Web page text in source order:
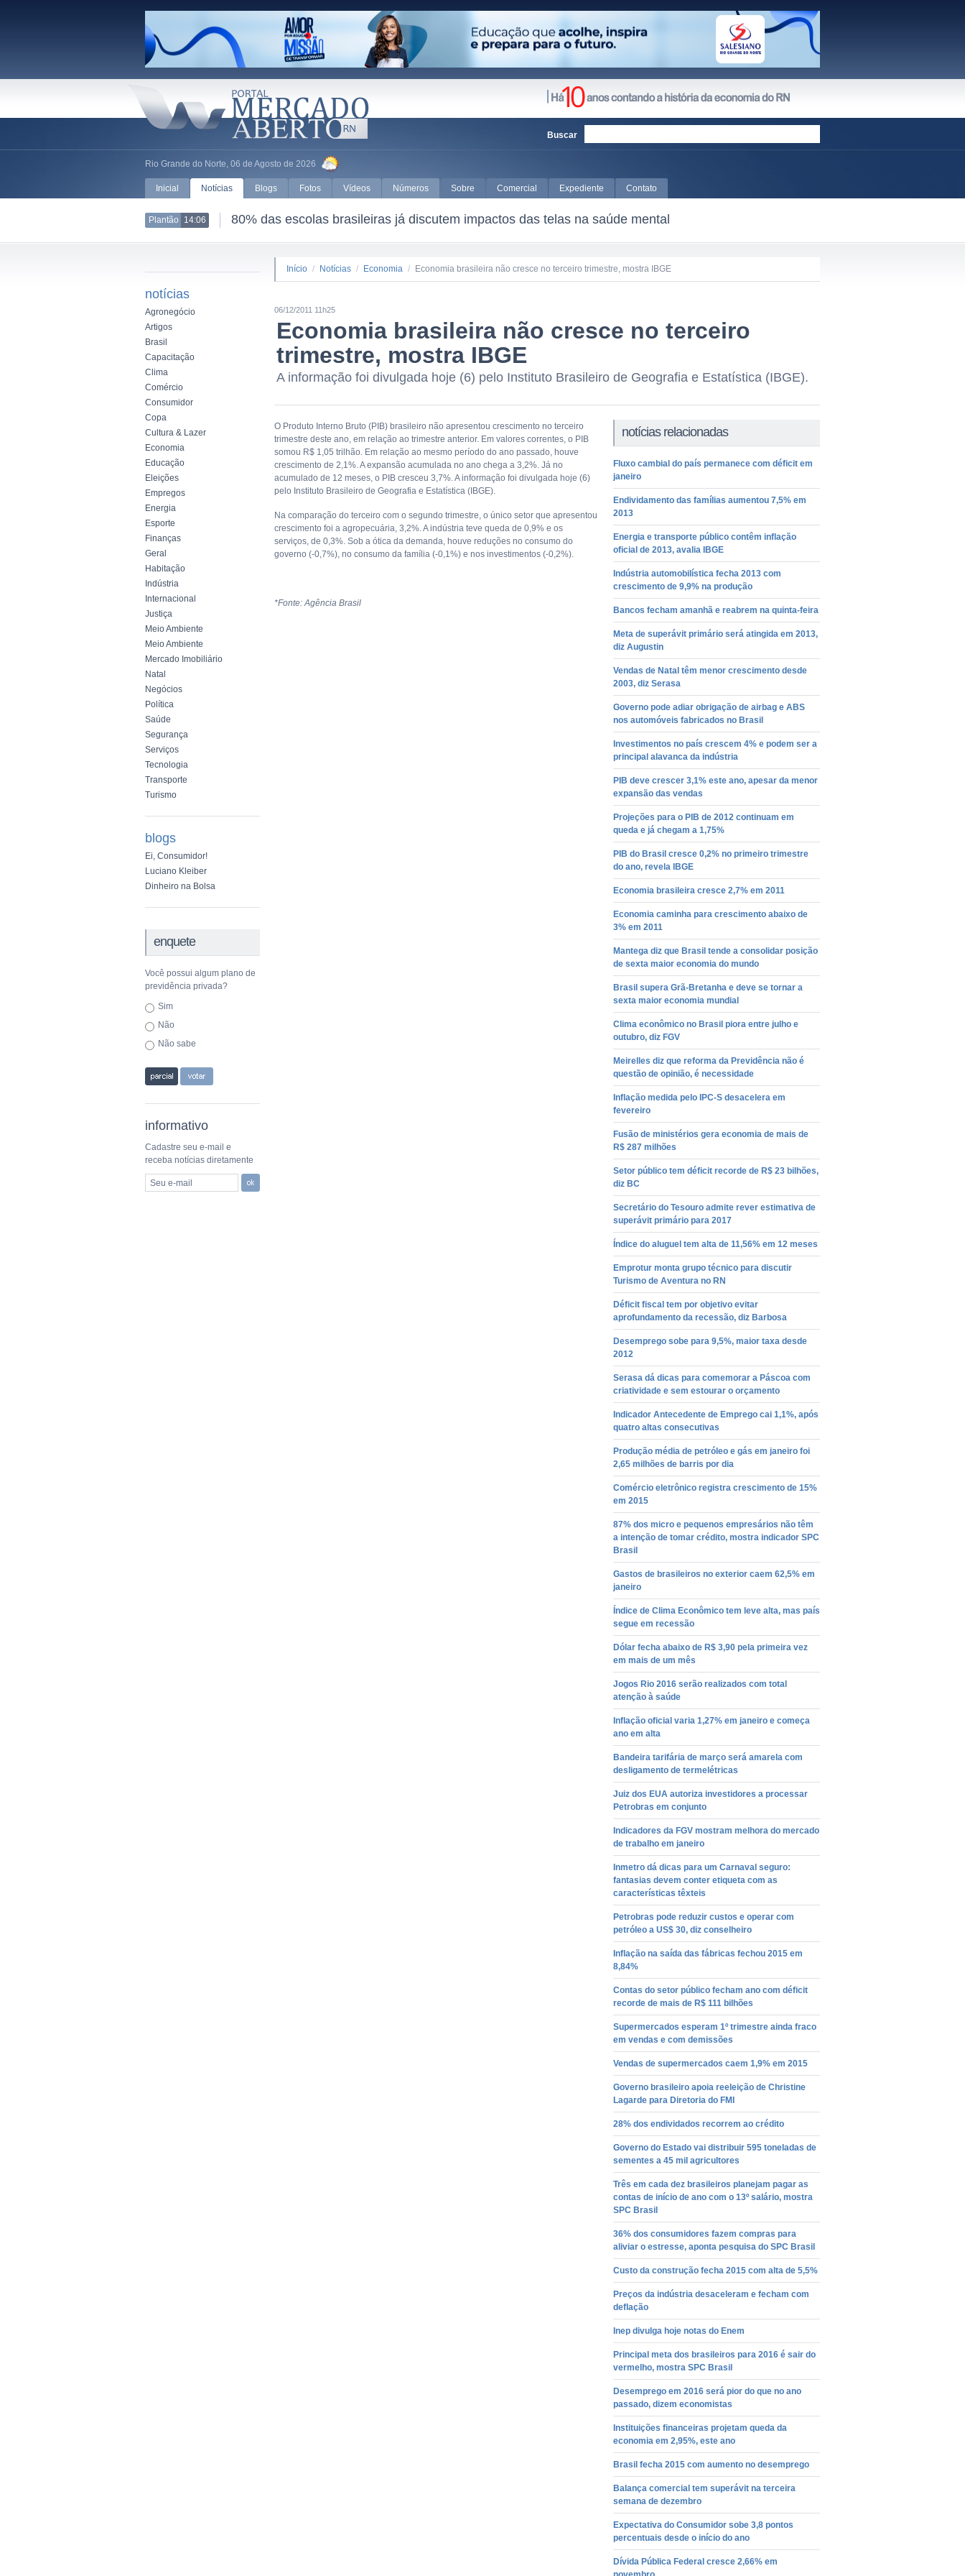
Rio Grande do Norte, 06 de Agosto de 2026
Buscar
Inicial Notícias Blogs Fotos Vídeos Números Sobre Comercial Expediente Contato
Plantão 14:06 80% das escolas brasileiras já discutem impactos das telas na saúde mental
notícias
Agronegócio
Artigos
Brasil
Capacitação
Clima
Comércio
Consumidor
Copa
Cultura & Lazer
Economia
Educação
Eleições
Empregos
Energia
Esporte
Finanças
Geral
Habitação
Indústria
Internacional
Justiça
Meio Ambiente
Meio Ambiente
Mercado Imobiliário
Natal
Negócios
Política
Saúde
Segurança
Serviços
Tecnologia
Transporte
Turismo
blogs
Ei, Consumidor!
Luciano Kleiber
Dinheiro na Bolsa
enquete
Você possui algum plano de
previdência privada?
Sim
Não
Não sabe
informativo
Cadastre seu e-mail e
receba notícias diretamente
Seu e-mail
Início / Notícias / Economia / Economia brasileira não cresce no terceiro trimestre, mostra IBGE
06/12/2011 11h25
Economia brasileira não cresce no terceiro
trimestre, mostra IBGE
A informação foi divulgada hoje (6) pelo Instituto Brasileiro de Geografia e Estatística (IBGE).
notícias relacionadas
Fluxo cambial do país permanece com déficit em
janeiro
Endividamento das famílias aumentou 7,5% em
2013
Energia e transporte público contêm inflação
oficial de 2013, avalia IBGE
Indústria automobilística fecha 2013 com
crescimento de 9,9% na produção
Bancos fecham amanhã e reabrem na quinta-feira
Meta de superávit primário será atingida em 2013,
diz Augustin
Vendas de Natal têm menor crescimento desde
2003, diz Serasa
Governo pode adiar obrigação de airbag e ABS
nos automóveis fabricados no Brasil
Investimentos no país crescem 4% e podem ser a
principal alavanca da indústria
PIB deve crescer 3,1% este ano, apesar da menor
expansão das vendas
Projeções para o PIB de 2012 continuam em
queda e já chegam a 1,75%
PIB do Brasil cresce 0,2% no primeiro trimestre
do ano, revela IBGE
Economia brasileira cresce 2,7% em 2011
Economia caminha para crescimento abaixo de
3% em 2011
Mantega diz que Brasil tende a consolidar posição
de sexta maior economia do mundo
Brasil supera Grã-Bretanha e deve se tornar a
sexta maior economia mundial
Clima econômico no Brasil piora entre julho e
outubro, diz FGV
Meirelles diz que reforma da Previdência não é
questão de opinião, é necessidade
Inflação medida pelo IPC-S desacelera em
fevereiro
Fusão de ministérios gera economia de mais de
R$ 287 milhões
Setor público tem déficit recorde de R$ 23 bilhões,
diz BC
Secretário do Tesouro admite rever estimativa de
superávit primário para 2017
Índice do aluguel tem alta de 11,56% em 12 meses
Emprotur monta grupo técnico para discutir
Turismo de Aventura no RN
Déficit fiscal tem por objetivo evitar
aprofundamento da recessão, diz Barbosa
Desemprego sobe para 9,5%, maior taxa desde
2012
Serasa dá dicas para comemorar a Páscoa com
criatividade e sem estourar o orçamento
Indicador Antecedente de Emprego cai 1,1%, após
quatro altas consecutivas
Produção média de petróleo e gás em janeiro foi
2,65 milhões de barris por dia
Comércio eletrônico registra crescimento de 15%
em 2015
87% dos micro e pequenos empresários não têm
a intenção de tomar crédito, mostra indicador SPC
Brasil
Gastos de brasileiros no exterior caem 62,5% em
janeiro
Índice de Clima Econômico tem leve alta, mas país
segue em recessão
Dólar fecha abaixo de R$ 3,90 pela primeira vez
em mais de um mês
Jogos Rio 2016 serão realizados com total
atenção à saúde
Inflação oficial varia 1,27% em janeiro e começa
ano em alta
Bandeira tarifária de março será amarela com
desligamento de termelétricas
Juiz dos EUA autoriza investidores a processar
Petrobras em conjunto
Indicadores da FGV mostram melhora do mercado
de trabalho em janeiro
Inmetro dá dicas para um Carnaval seguro:
fantasias devem conter etiqueta com as
características têxteis
Petrobras pode reduzir custos e operar com
petróleo a US$ 30, diz conselheiro
Inflação na saída das fábricas fechou 2015 em
8,84%
Contas do setor público fecham ano com déficit
recorde de mais de R$ 111 bilhões
Supermercados esperam 1º trimestre ainda fraco
em vendas e com demissões
Vendas de supermercados caem 1,9% em 2015
Governo brasileiro apoia reeleição de Christine
Lagarde para Diretoria do FMI
28% dos endividados recorrem ao crédito
Governo do Estado vai distribuir 595 toneladas de
sementes a 45 mil agricultores
Três em cada dez brasileiros planejam pagar as
contas de início de ano com o 13º salário, mostra
SPC Brasil
36% dos consumidores fazem compras para
aliviar o estresse, aponta pesquisa do SPC Brasil
Custo da construção fecha 2015 com alta de 5,5%
Preços da indústria desaceleram e fecham com
deflação
Inep divulga hoje notas do Enem
Principal meta dos brasileiros para 2016 é sair do
vermelho, mostra SPC Brasil
Desemprego em 2016 será pior do que no ano
passado, dizem economistas
Instituições financeiras projetam queda da
economia em 2,95%, este ano
Brasil fecha 2015 com aumento no desemprego
Balança comercial tem superávit na terceira
semana de dezembro
Expectativa do Consumidor sobe 3,8 pontos
percentuais desde o início do ano
Dívida Pública Federal cresce 2,66% em
O Produto Interno Bruto (PIB) brasileiro não apresentou crescimento no terceiro
trimestre deste ano, em relação ao trimestre anterior. Em valores correntes, o PIB
somou R$ 1,05 trilhão. Em relação ao mesmo período do ano passado, houve
crescimento de 2,1%. A expansão acumulada no ano chega a 3,2%. Já no
acumulado de 12 meses, o PIB cresceu 3,7%. A informação foi divulgada hoje (6)
pelo Instituto Brasileiro de Geografia e Estatística (IBGE).
Na comparação do terceiro com o segundo trimestre, o único setor que apresentou
crescimento foi a agropecuária, 3,2%. A indústria teve queda de 0,9% e os
serviços, de 0,3%. Sob a ótica da demanda, houve reduções no consumo do
governo (-0,7%), no consumo da família (-0,1%) e nos investimentos (-0,2%).
*Fonte: Agência Brasil